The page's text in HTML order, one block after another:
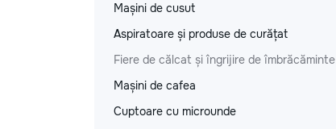
Mașini de cusut
Aspiratoare și produse de curățat
Fiere de călcat și îngrijire de îmbrăcăminte
Mașini de cafea
Cuptoare cu microunde